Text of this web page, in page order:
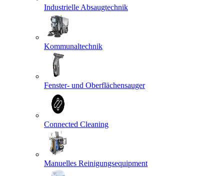
Industrielle Absaugtechnik
Kommunaltechnik
Fenster- und Oberflächensauger
Connected Cleaning
Manuelles Reinigungsequipment